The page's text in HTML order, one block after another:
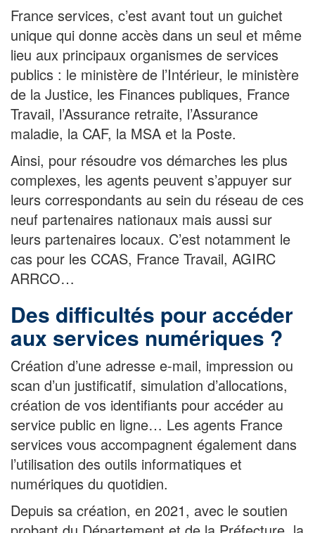
France services, c’est avant tout un guichet
unique qui donne accès dans un seul et même
lieu aux principaux organismes de services
publics : le ministère de l’Intérieur, le ministère
de la Justice, les Finances publiques, France
Travail, l’Assurance retraite, l’Assurance
maladie, la CAF, la MSA et la Poste.
Ainsi, pour résoudre vos démarches les plus
complexes, les agents peuvent s’appuyer sur
leurs correspondants au sein du réseau de ces
neuf partenaires nationaux mais aussi sur
leurs partenaires locaux. C’est notamment le
cas pour les CCAS, France Travail, AGIRC
ARRCO…
Des difficultés pour accéder
aux services numériques ?
Création d’une adresse e-mail, impression ou
scan d’un justificatif, simulation d’allocations,
création de vos identifiants pour accéder au
service public en ligne… Les agents France
services vous accompagnent également dans
l’utilisation des outils informatiques et
numériques du quotidien.
Depuis sa création, en 2021, avec le soutien